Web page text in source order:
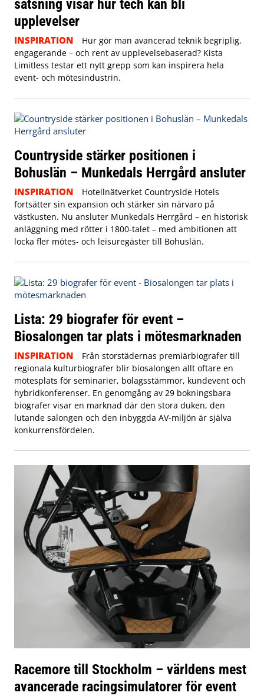
satsning visar hur tech kan bli
upplevelser
INSPIRATION
Hur gör man avancerad teknik begriplig,
engagerande – och rent av upplevelsebaserad? Kista
Limitless testar ett nytt grepp som kan inspirera hela
event- och mötesindustrin.
Countryside stärker positionen i
Bohuslän – Munkedals Herrgård ansluter
INSPIRATION
Hotellnätverket Countryside Hotels
fortsätter sin expansion och stärker sin närvaro på
västkusten. Nu ansluter Munkedals Herrgård – en historisk
anläggning med rötter i 1800-talet – med ambitionen att
locka fler mötes- och leisuregäster till Bohuslän.
Lista: 29 biografer för event –
Biosalongen tar plats i mötesmarknaden
INSPIRATION
Från storstädernas premiärbiografer till
regionala kulturbiografer blir biosalongen allt oftare en
mötesplats för seminarier, bolagsstämmor, kundevent och
hybridkonferenser. En genomgång av 29 bokningsbara
biografer visar en marknad där den stora duken, den
lutande salongen och den inbyggda AV-miljön är själva
konkurrensfördelen.
Racemore till Stockholm – världens mest
avancerade racingsimulatorer för event